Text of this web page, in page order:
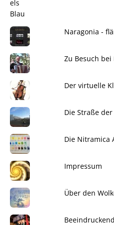
Naragonia -
Zu Besuch bei
Der virtuelle
Die Straße
Die Nitramica
Impressum
Über den